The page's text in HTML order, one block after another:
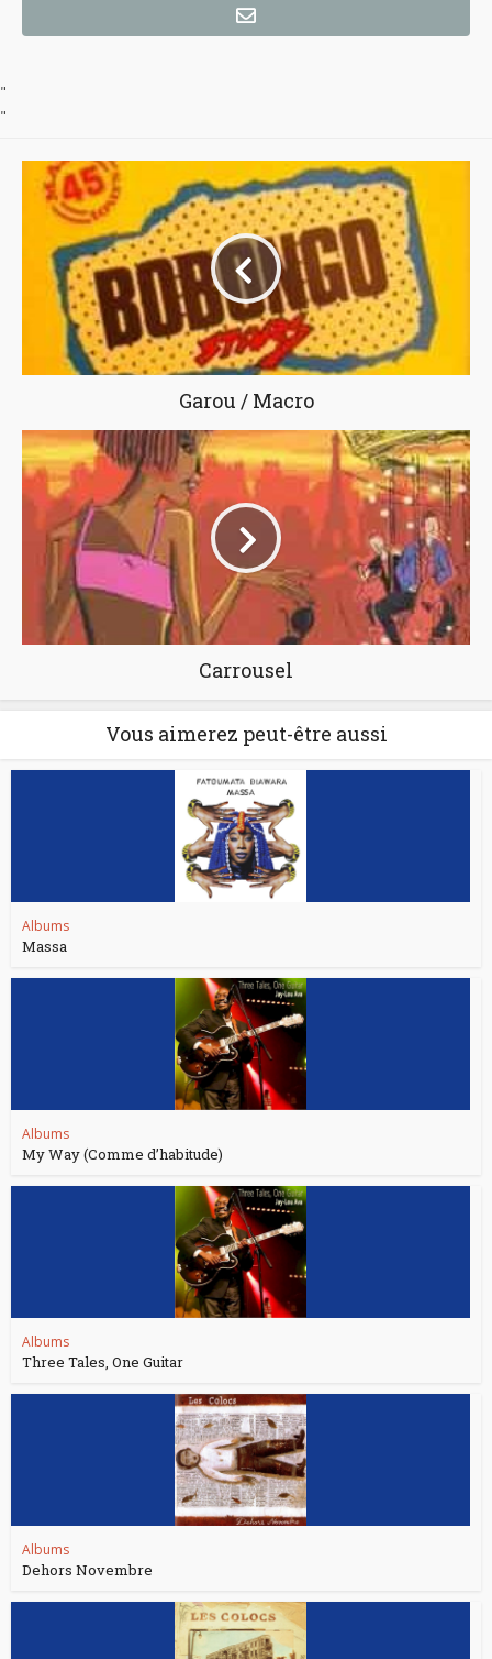
"
"
Garou / Macro
Carrousel
Vous aimerez peut-être aussi
Albums
Massa
Albums
My Way (Comme d’habitude)
Albums
Three Tales, One Guitar
Albums
Dehors Novembre